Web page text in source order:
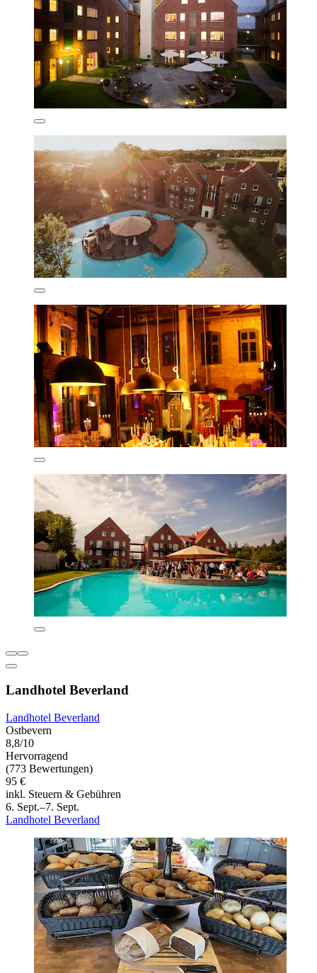
Landhotel Beverland
Landhotel Beverland
Ostbevern
8,8/10
Hervorragend
(773 Bewertungen)
95 €
inkl. Steuern & Gebühren
6. Sept.–7. Sept.
Landhotel Beverland